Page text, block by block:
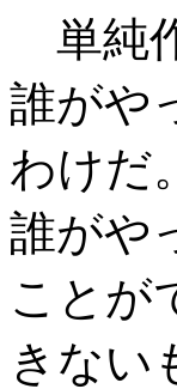
単純
誰がや
わけだ
誰がや
ことが
きない